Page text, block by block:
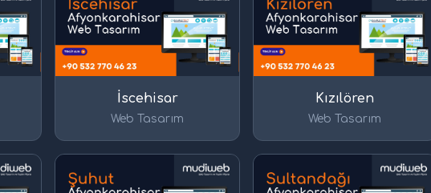
İscehisar
Web Tasarım
Kızılören
Web Tasarım